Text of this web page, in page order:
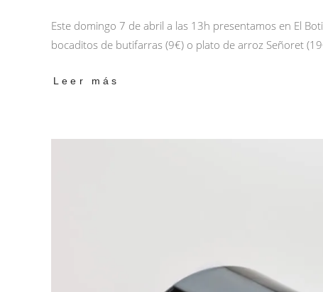
Este domingo 7 de abril a las 13h presentamos en El
bocaditos de butifarras (9€) o plato de arroz Señoret
Leer más